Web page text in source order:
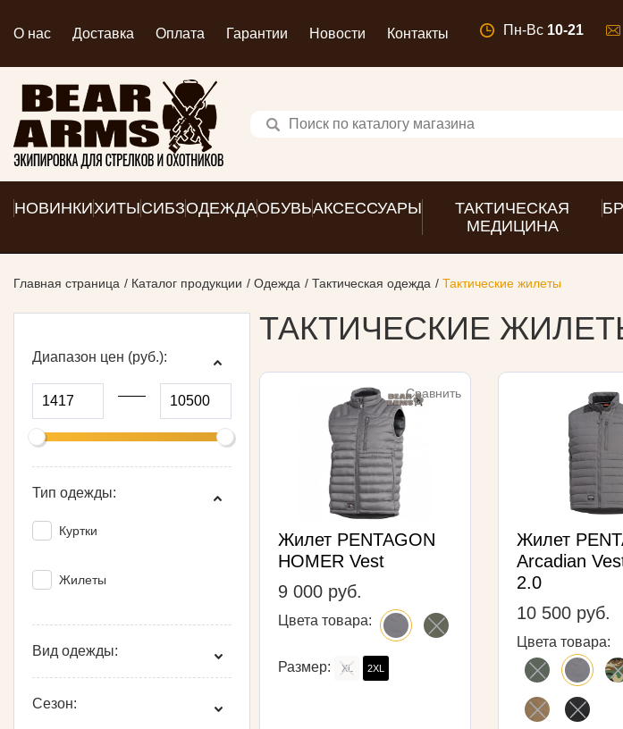
О нас Доставка Оплата Гарантии Новости Контакты Пн-Вс 10-21
НОВИНКИХИТЫСИБЗОДЕЖДАОБУВЬАКСЕССУАРЫ
ТАКТИЧЕСКАЯ
МЕДИЦИНА
Главная страница Каталог продукции Одежда Тактическая одежда Тактические жилеты
Диапазон цен (руб.):
Тип одежды:
Куртки
Жилеты
Вид одежды:
Сезон:
ТАКТИЧЕСКИЕ
Сравнить
Жилет PENTAGON
HOMER Vest
9 000 руб.
Цвета товара:
Размер: XL 2XL
Жилет
Arcadian
2.0
10 500 руб.
Цвета товара: